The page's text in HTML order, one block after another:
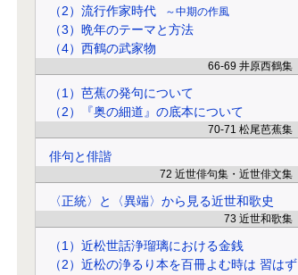
（2）流行作家時代
中期の作風
（3）晩年のテーマと方法
（4）西鶴の武家物
66-69 井原西鶴集
（1）芭蕉の発句について
（2）『奥の細道』の底本について
70-71 松尾芭蕉集
俳句と俳諧
72 近世俳句集・近世俳文集
〈正統〉と〈異端〉から見る近世和歌史
73 近世和歌集
（1）近松世話浄瑠璃における金銭
（2）近松の浄るり本を百冊よむ時は 習はず